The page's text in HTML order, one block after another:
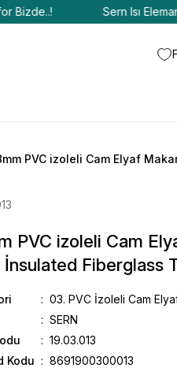
Sern Isı Elemanları
PVC izoleli Cam Elyaf
PVC izoleli Cam
İnsulated Fiberglass
03. PVC İzoleli Cam
SERN
19.03.013
Kodu
8691900300013